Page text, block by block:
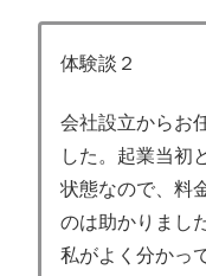
体験談２
会社設立からお
した。起業当初
状態なので、料
のは助かりまし
私がよく分かっ